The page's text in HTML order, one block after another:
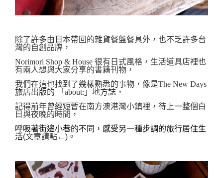
除了許多由日本帶回的雜貨餐盤餐具外，也不乏許多台
灣的自創品牌，
Norimori Shop & House 很有日式風格，生活道具店裡也
有兩人想與大家分享的書籍刊物，
我們在這也找到了幾樣熟悉的事物，像是The New Days
旅店出版的 「about:」地方誌，
記得前年曾經短暫在南方澳港灣小鎮裡，待上一整個白
日與夜晚的時間，
呼吸著街邊小巷的不同，感受另一種步調的旅行居住生
活(文章請點←) 。